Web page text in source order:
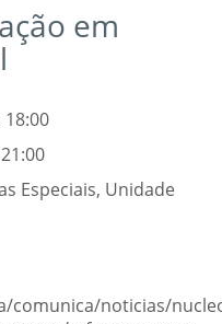
em
Especiais, Unidade
comunica/noticias/